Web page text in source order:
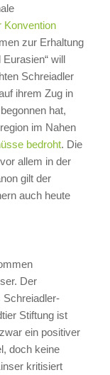
Konvention
zur Erhaltung
will
Schreiadler
ihrem Zug in
hat,
im Nahen
bedroht. Die
allem in der
gilt der
auch heute
Der
Schreiadler-
Stiftung ist
ein positiver
doch keine
kritisiert